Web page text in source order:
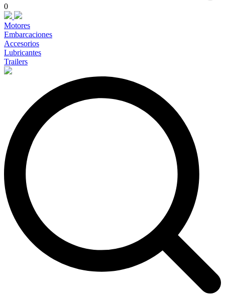
0
Motores
Embarcaciones
Accesorios
Lubricantes
Trailers